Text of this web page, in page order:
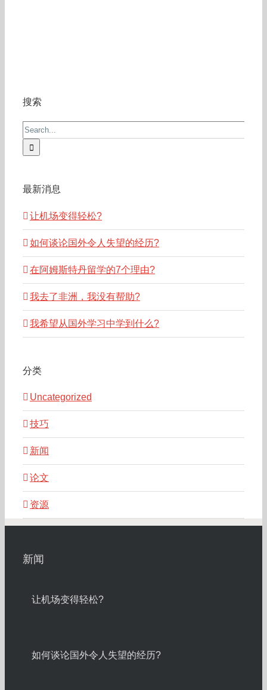
搜索
Search
for:
最新消息
让机场变得轻松?
如何谈论国外令人失望的经历?
在阿姆斯特丹留学的7个理由?
我去了非洲，我没有帮助?
我希望从国外学习中学到什么?
分类
Uncategorized
技巧
新闻
论文
资源
新闻
让机场变得轻松?
如何谈论国外令人失望的经历?